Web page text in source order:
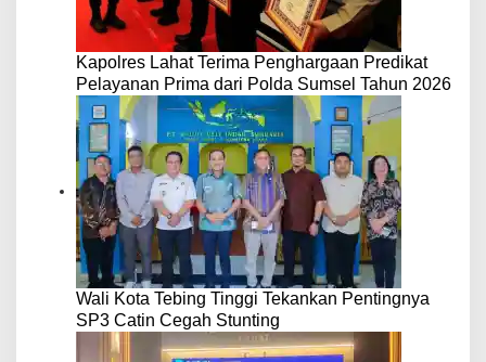
Kapolres Lahat Terima Penghargaan Predikat
Pelayanan Prima dari Polda Sumsel Tahun 2026
Wali Kota Tebing Tinggi Tekankan Pentingnya
SP3 Catin Cegah Stunting